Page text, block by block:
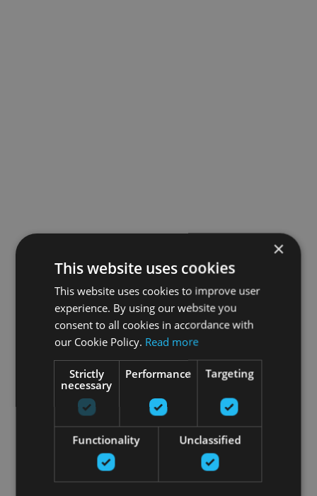
×
This website uses cookies
This website uses cookies to improve user
experience. By using our website you
consent to all cookies in accordance with
our Cookie Policy. Read more
Strictly
necessary
Performance Targeting
Functionality Unclassified